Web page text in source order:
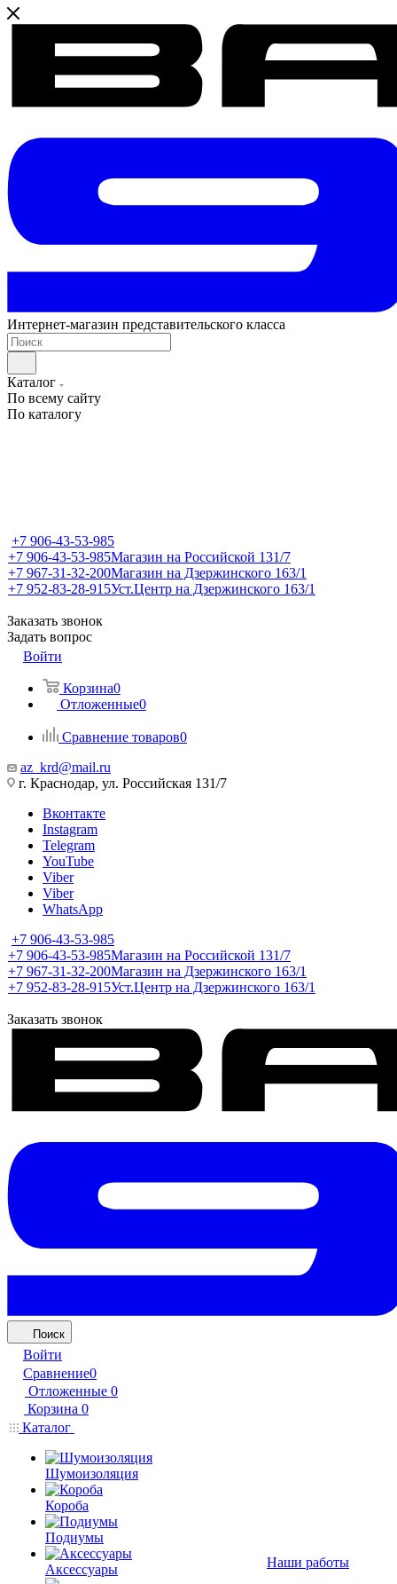
Интернет-магазин представительского класса
Каталог
По всему сайту
По каталогу
+7 906-43-53-985
+7 906-43-53-985Магазин на Российской 131/7
+7 967-31-32-200Магазин на Дзержинского 163/1
+7 952-83-28-915Уст.Центр на Дзержинского 163/1
Заказать звонок
Задать вопрос
Войти
Корзина0
Отложенные0
Сравнение товаров0
az_krd@mail.ru
г. Краснодар, ул. Российская 131/7
Вконтакте
Instagram
Telegram
YouTube
Viber
Viber
WhatsApp
+7 906-43-53-985
+7 906-43-53-985Магазин на Российской 131/7
+7 967-31-32-200Магазин на Дзержинского 163/1
+7 952-83-28-915Уст.Центр на Дзержинского 163/1
Заказать звонок
Поиск
Войти
Сравнение0
Отложенные 0
Корзина 0
Каталог
Шумоизоляция
Короба
Подиумы
Аксессуары
Наши работы